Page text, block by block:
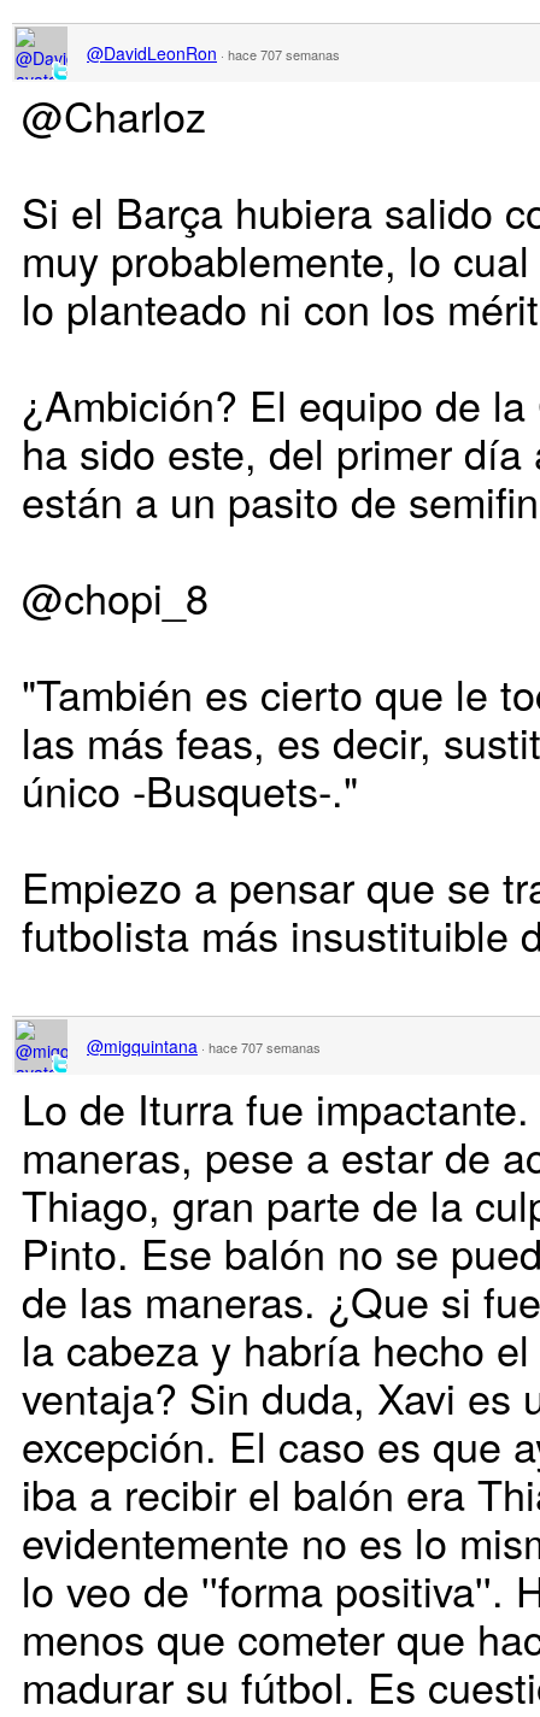
@DavidLeonRon · hace 707 semanas
@Charloz
Si el Barça hubiera salido
muy probablemente, lo
lo planteado ni con los
¿Ambición? El equipo de
ha sido este, del primer
están a un pasito de
@chopi_8
"También es cierto que le
las más feas, es decir,
único -Busquets-."
Empiezo a pensar que se
futbolista más insustituible
@migquintana · hace 707 semanas
Lo de Iturra fue
maneras, pese a estar de
Thiago, gran parte de la
Pinto. Ese balón no se
de las maneras. ¿Que si
la cabeza y habría hecho
ventaja? Sin duda, Xavi es
excepción. El caso es que
iba a recibir el balón era
evidentemente no es lo
lo veo de ''forma positiva''.
menos que cometer que
madurar su fútbol. Es